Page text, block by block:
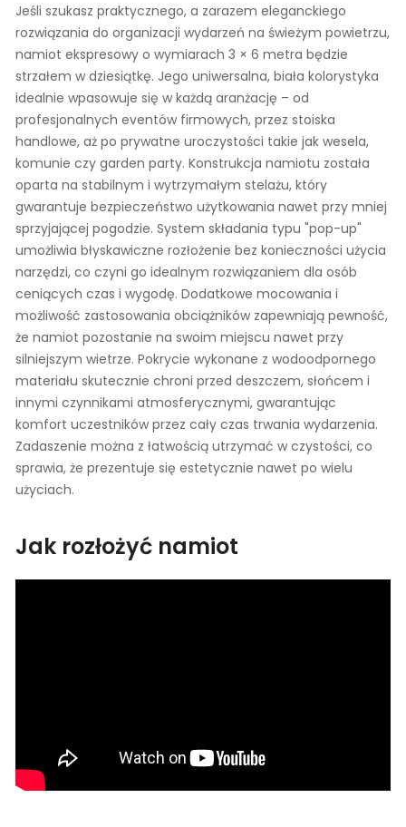
Jeśli szukasz praktycznego, a zarazem eleganckiego
rozwiązania do organizacji wydarzeń na świeżym powietrzu,
namiot ekspresowy o wymiarach 3 × 6 metra będzie
strzałem w dziesiątkę. Jego uniwersalna, biała kolorystyka
idealnie wpasowuje się w każdą aranżację – od
profesjonalnych eventów firmowych, przez stoiska
handlowe, aż po prywatne uroczystości takie jak wesela,
komunie czy garden party. Konstrukcja namiotu została
oparta na stabilnym i wytrzymałym stelażu, który
gwarantuje bezpieczeństwo użytkowania nawet przy mniej
sprzyjającej pogodzie. System składania typu "pop-up"
umożliwia błyskawiczne rozłożenie bez konieczności użycia
narzędzi, co czyni go idealnym rozwiązaniem dla osób
ceniących czas i wygodę. Dodatkowe mocowania i
możliwość zastosowania obciążników zapewniają pewność,
że namiot pozostanie na swoim miejscu nawet przy
silniejszym wietrze. Pokrycie wykonane z wodoodpornego
materiału skutecznie chroni przed deszczem, słońcem i
innymi czynnikami atmosferycznymi, gwarantując
komfort uczestników przez cały czas trwania wydarzenia.
Zadaszenie można z łatwością utrzymać w czystości, co
sprawia, że prezentuje się estetycznie nawet po wielu
użyciach.
Jak rozłożyć namiot